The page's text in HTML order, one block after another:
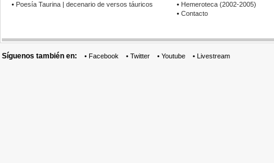
• Poesía Taurina | decenario de versos táuricos
• Hemeroteca (2002-2005)
• Contacto
Síguenos también en: • Facebook • Twitter • Youtube • Livestream